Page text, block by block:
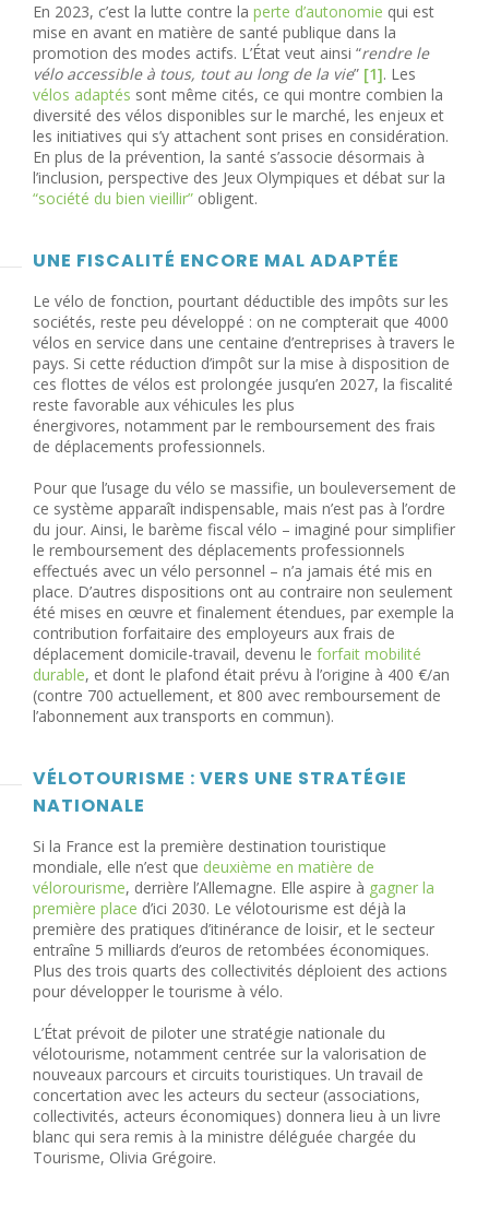
En 2023, c’est la lutte contre la perte d’autonomie qui est
mise en avant en matière de santé publique dans la
promotion des modes actifs. L’État veut ainsi “rendre le
vélo accessible à tous, tout au long de la vie” [1]. Les
vélos adaptés sont même cités, ce qui montre combien la
diversité des vélos disponibles sur le marché, les enjeux et
les initiatives qui s’y attachent sont prises en considération.
En plus de la prévention, la santé s’associe désormais à
l’inclusion, perspective des Jeux Olympiques et débat sur la
“société du bien vieillir” obligent.
UNE FISCALITÉ ENCORE MAL ADAPTÉE
Le vélo de fonction, pourtant déductible des impôts sur les
sociétés, reste peu développé : on ne compterait que 4000
vélos en service dans une centaine d’entreprises à travers le
pays. Si cette réduction d’impôt sur la mise à disposition de
ces flottes de vélos est prolongée jusqu’en 2027, la fiscalité
reste favorable aux véhicules les plus
énergivores, notamment par le remboursement des frais
de déplacements professionnels.
Pour que l’usage du vélo se massifie, un bouleversement de
ce système apparaît indispensable, mais n’est pas à l’ordre
du jour. Ainsi, le barème fiscal vélo – imaginé pour simplifier
le remboursement des déplacements professionnels
effectués avec un vélo personnel – n’a jamais été mis en
place. D’autres dispositions ont au contraire non seulement
été mises en œuvre et finalement étendues, par exemple la
contribution forfaitaire des employeurs aux frais de
déplacement domicile-travail, devenu le forfait mobilité
durable, et dont le plafond était prévu à l’origine à 400 €/an
(contre 700 actuellement, et 800 avec remboursement de
l’abonnement aux transports en commun).
VÉLOTOURISME : VERS UNE STRATÉGIE
NATIONALE
Si la France est la première destination touristique
mondiale, elle n’est que deuxième en matière de
vélorourisme, derrière l’Allemagne. Elle aspire à gagner la
première place d’ici 2030. Le vélotourisme est déjà la
première des pratiques d’itinérance de loisir, et le secteur
entraîne 5 milliards d’euros de retombées économiques.
Plus des trois quarts des collectivités déploient des actions
pour développer le tourisme à vélo.
L’État prévoit de piloter une stratégie nationale du
vélotourisme, notamment centrée sur la valorisation de
nouveaux parcours et circuits touristiques. Un travail de
concertation avec les acteurs du secteur (associations,
collectivités, acteurs économiques) donnera lieu à un livre
blanc qui sera remis à la ministre déléguée chargée du
Tourisme, Olivia Grégoire.